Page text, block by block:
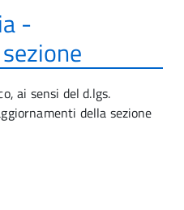
-
ai sensi del d.lgs.
della sezione